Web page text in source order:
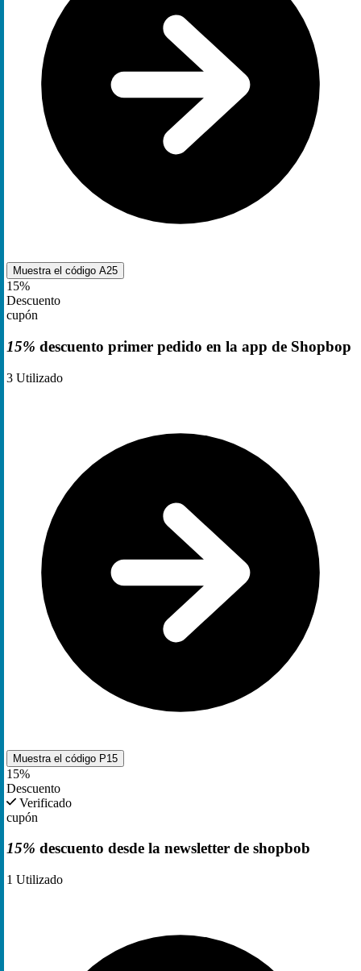
Muestra el código A25
15%
Descuento
cupón
15% descuento primer pedido en la app de Shopbop
3 Utilizado
Muestra el código P15
15%
Descuento
Verificado
cupón
15% descuento desde la newsletter de shopbob
1 Utilizado